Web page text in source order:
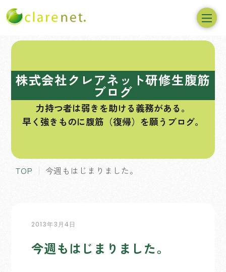
株式会社クレアネット研修生腹筋
ブログ
力持つ者は弱きを助ける義務がある。
早く強きものに腹筋（復帰）を願うブログ。
TOP 今週もはじまりました。
2013年3月4日
今週もはじまりました。